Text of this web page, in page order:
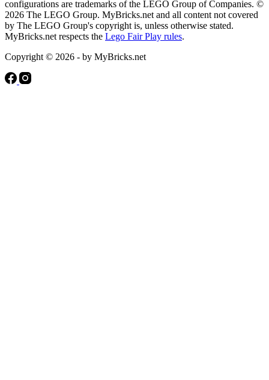
configurations are trademarks of the LEGO Group of Companies. ©
2026 The LEGO Group. MyBricks.net and all content not covered
by The LEGO Group's copyright is, unless otherwise stated.
MyBricks.net respects the Lego Fair Play rules.
Copyright © 2026 - by MyBricks.net